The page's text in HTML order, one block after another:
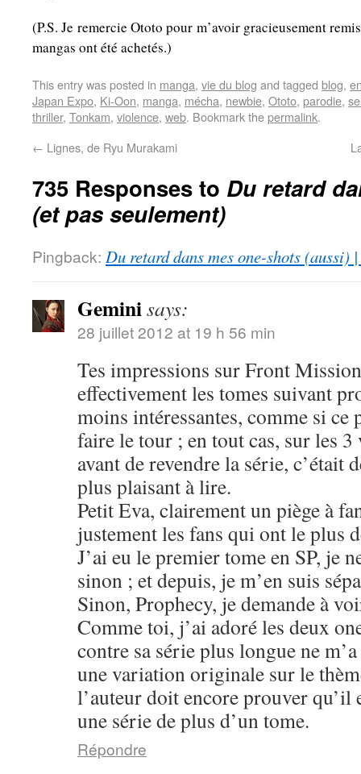
(P.S. Je remercie Ototo pour m’avoir gracieusement
mangas ont été achetés.)
This entry was posted in manga, vie du blog and tagged blog,
Japan Expo, Ki-Oon, manga, mécha, newbie, Ototo, parodie,
thriller, Tonkam, violence, web. Bookmark thepermalink.
← Lignes, de Ryu Murakami
735 Responses to Du retard
(et pas seulement)
Pingback: Du retard dans mes one-shots (aussi)
Geminisays:
28 juillet 2012 at 19 h 56 min
Tes impressions sur Front
effectivement les tomes suivant
moins intéressantes, comme si
faire le tour ; en tout cas, sur les
avant de revendre la série, c’était
plus plaisant à lire.
Petit Eva, clairement un piège à
justement les fans qui ont le plus
J’ai eu le premier tome en SP, je
sinon ; et depuis, je m’en suis
Sinon, Prophecy, je demande à
Comme toi, j’ai adoré les deux
contre sa série plus longue ne
une variation originale sur le
l’auteur doit encore prouver qu’il
une série de plus d’un tome.
Répondre